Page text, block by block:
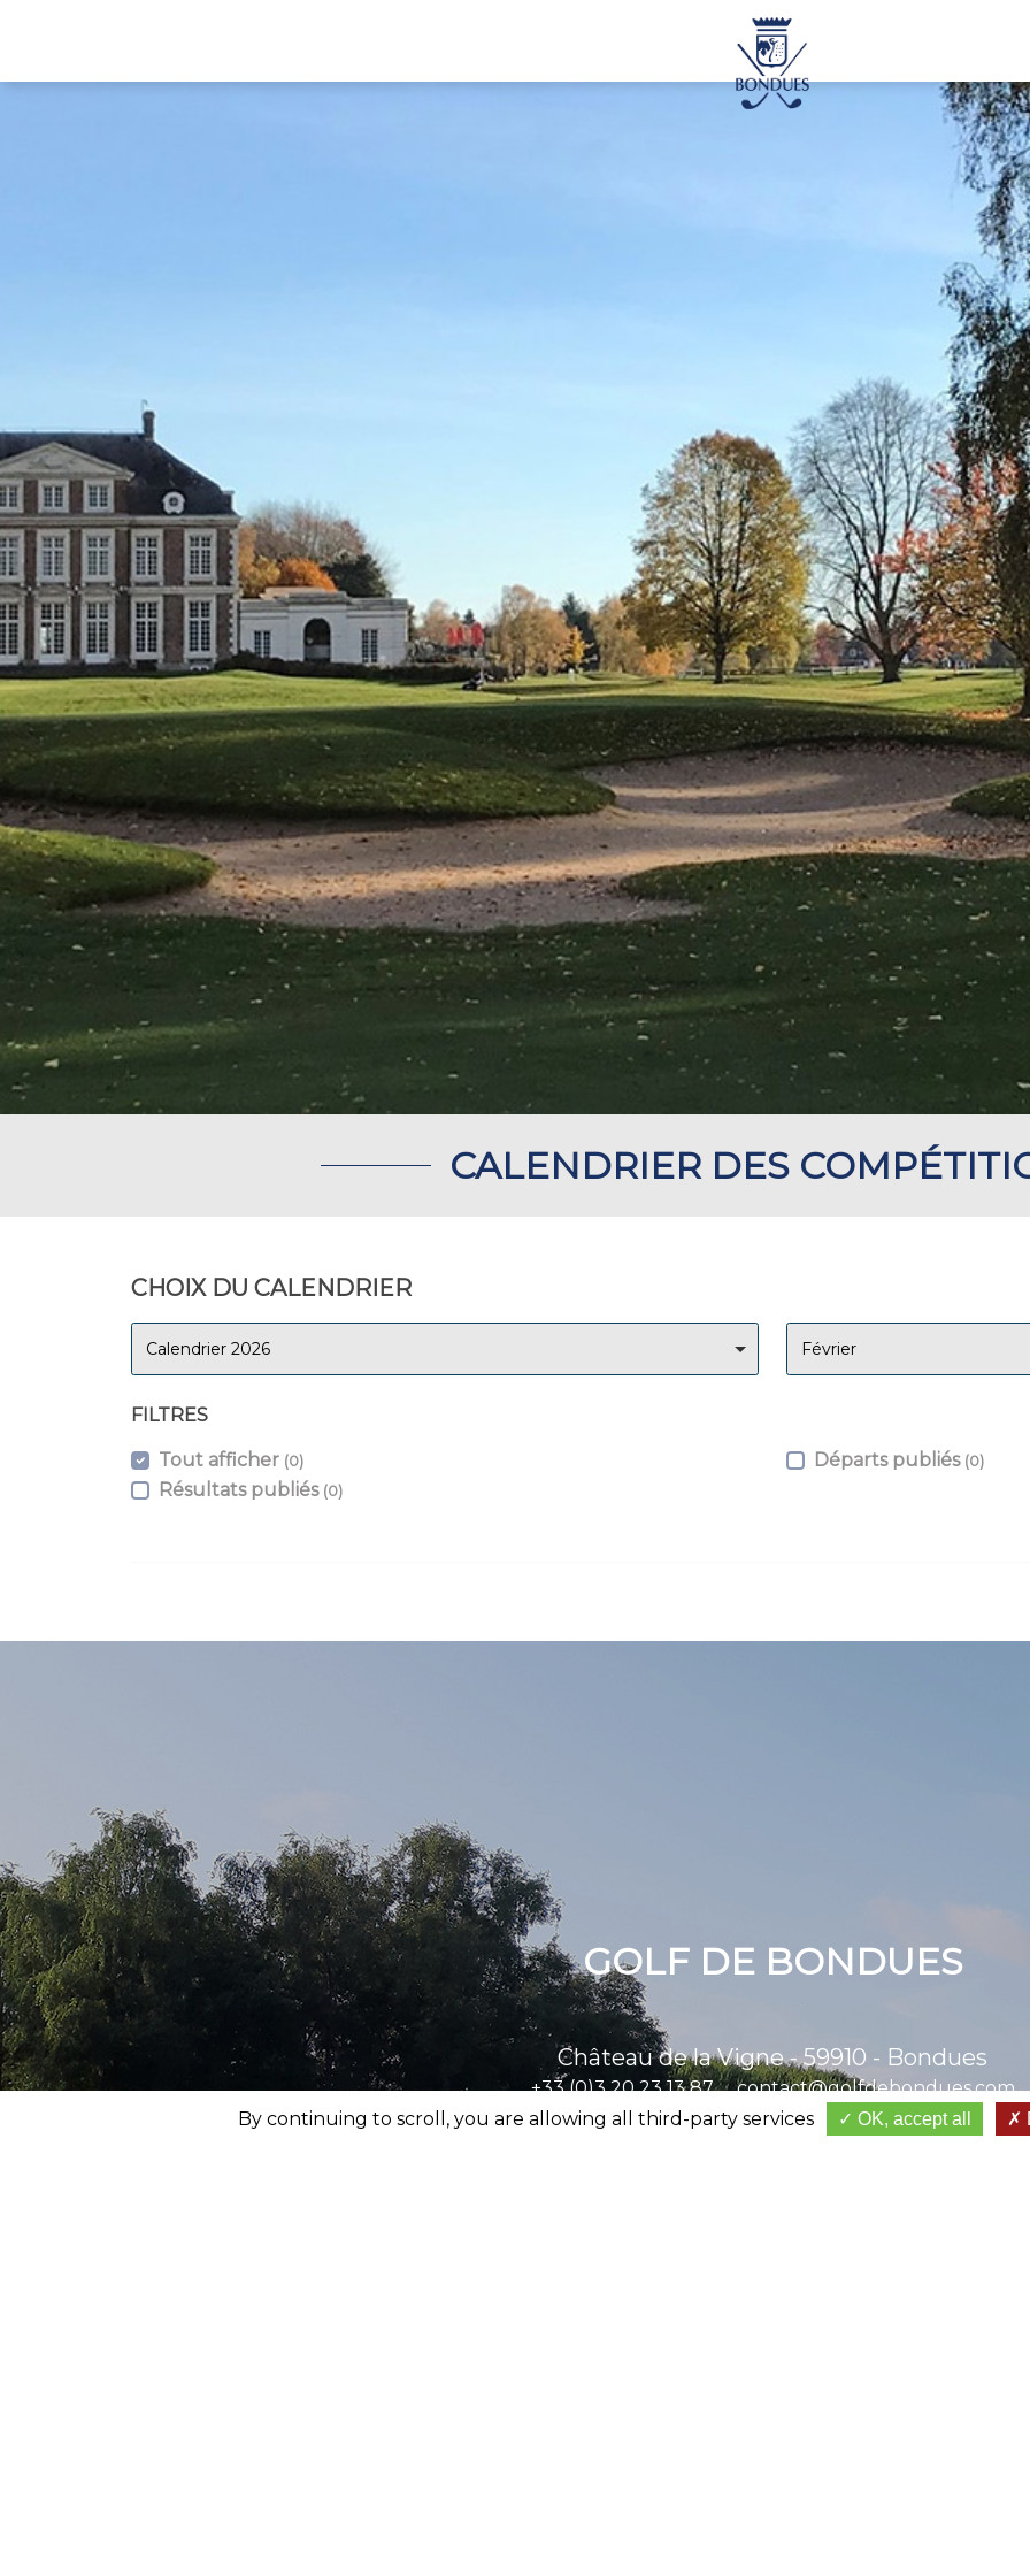
CALENDRIER DES
CHOIX DU CALENDRIER
Calendrier 2026 Février
FILTRES
Tout afficher (0) Départs publiés (0)
Résultats publiés (0)
GOLF DE BONDUES
Château de la Vigne - 59910 - Bondues
+33 (0)3 20 23 13 87 contact@golfdebondues.com
By continuing to scroll, you are allowing all third-party services OK, accept all